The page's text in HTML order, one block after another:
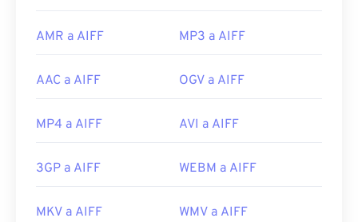
AMR a AIFF MP3 a AIFF
AAC a AIFF OGV a AIFF
MP4 a AIFF AVI a AIFF
3GP a AIFF WEBM a AIFF
MKV a AIFF WMV a AIFF